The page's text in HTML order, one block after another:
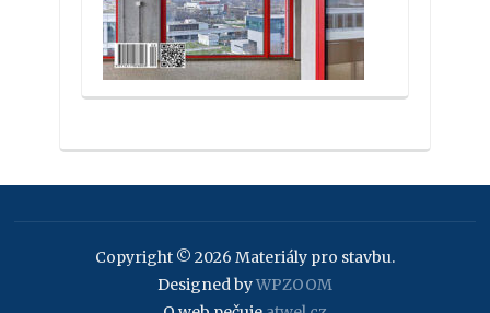
Copyright © 2026 Materiály pro stavbu.
Designed byWPZOOM